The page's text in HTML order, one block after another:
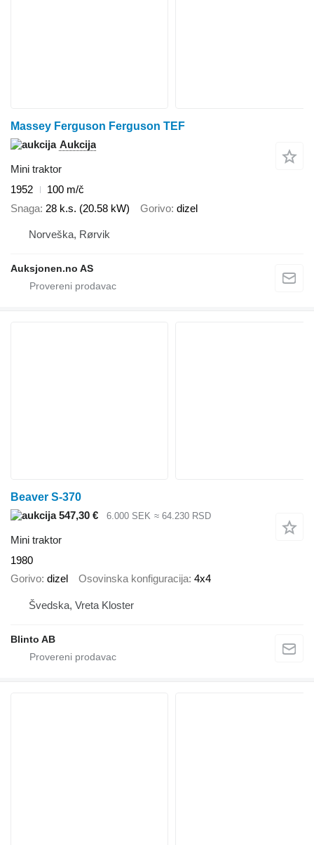
Massey Ferguson Ferguson TEF
Aukcija
Mini traktor
1952
100 m/č
Snaga 28 k.s. (20.58 kW) Gorivo dizel
Norveška, Rørvik
Auksjonen.no AS
Beaver S-370
547,30 €
6.000 SEK ≈ 64.230 RSD
Mini traktor
1980
Gorivo dizel Osovinska konfiguracija 4x4
Švedska, Vreta Kloster
Blinto AB